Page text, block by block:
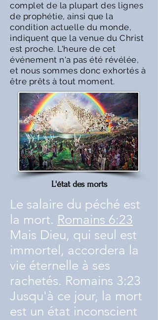
complet de la plupart des lignes
de prophétie, ainsi que la
condition actuelle du monde,
indiquent que la venue du Christ
est proche. L'heure de cet
événement n'a pas été révélée,
et nous sommes donc exhortés à
être prêts à tout moment.
L'état des morts
Le salaire du péché est
la mort. Romains 6:23
Mais Dieu, qui seul est
immortel, accordera la
vie éternelle à ses
rachetés. Romains 3:23
Jusqu'à ce jour, la mort
est un état inconscient